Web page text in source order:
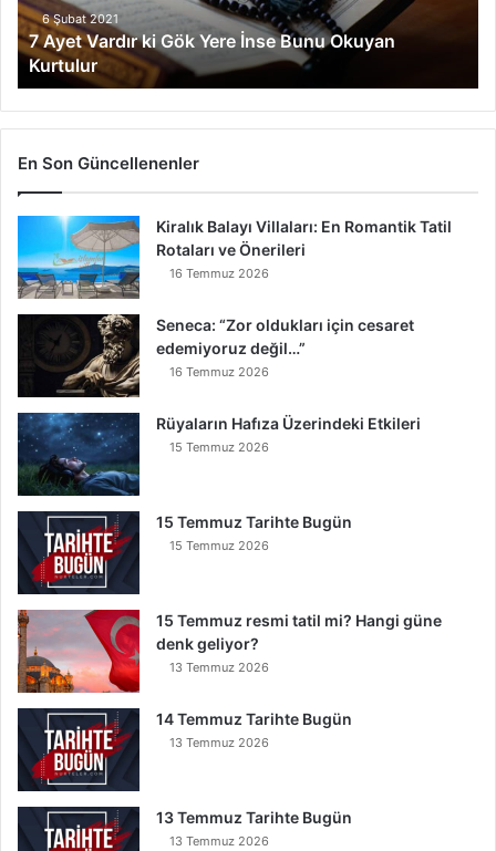
r
d
r
k
i
G
e
r
e
B
u
n
u
k
a
n
K
u
r
u
l
r
6 Şubat 2021
7 Ayet Vardır ki Gök Yere İnse Bunu Okuyan
Kurtulur
En Son Güncellenenler
Kiralık Balayı Villaları: En Romantik Tatil
Rotaları ve Önerileri
16 Temmuz 2026
Seneca: “Zor oldukları için cesaret
edemiyoruz değil…”
16 Temmuz 2026
Rüyaların Hafıza Üzerindeki Etkileri
15 Temmuz 2026
15 Temmuz Tarihte Bugün
15 Temmuz 2026
15 Temmuz resmi tatil mi? Hangi güne
denk geliyor?
13 Temmuz 2026
14 Temmuz Tarihte Bugün
13 Temmuz 2026
13 Temmuz Tarihte Bugün
13 Temmuz 2026